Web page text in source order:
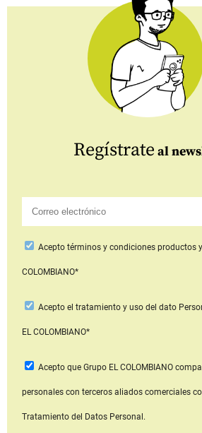
Regístrate al
Aceptotérminos y condiciones productos
COLOMBIANO*
Acepto el tratamiento y uso del dato
EL COLOMBIANO*
Acepto que Grupo EL COLOMBIANO
personales con terceros aliados comerciales
Tratamiento del Datos Personal.